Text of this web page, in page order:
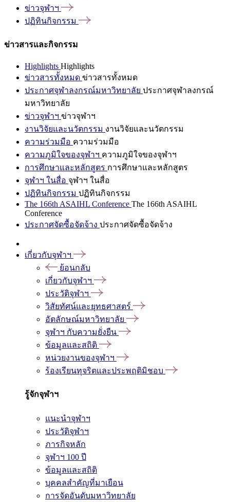
ข่าวจุฬาฯ
ปฏิทินกิจกรรม
ข่าวสารและกิจกรรม
Highlights Highlights
ข่าวสารทั้งหมด ข่าวสารทั้งหมด
ประกาศจุฬาลงกรณ์มหาวิทยาลัย ประกาศจุฬาลงกรณ์
มหาวิทยาลัย
ข่าวจุฬาฯ ข่าวจุฬาฯ
งานวิจัยและนวัตกรรม งานวิจัยและนวัตกรรม
ความร่วมมือ ความร่วมมือ
ความภูมิใจของจุฬาฯ ความภูมิใจของจุฬาฯ
การศึกษาและหลักสูตร การศึกษาและหลักสูตร
จุฬาฯ ในสื่อ จุฬาฯ ในสื่อ
ปฏิทินกิจกรรม ปฏิทินกิจกรรม
The 166th ASAIHL Conference The 166th ASAIHL
Conference
ประกาศจัดซื้อจัดจ้าง ประกาศจัดซื้อจัดจ้าง
เกี่ยวกับจุฬาฯ
ย้อนกลับ
เกี่ยวกับจุฬาฯ
ประวัติจุฬาฯ
วิสัยทัศน์และยุทธศาสตร์
อัตลักษณ์มหาวิทยาลัย
จุฬาฯ กับความยั่งยืน
ข้อมูลและสถิติ
หน่วยงานของจุฬาฯ
ร้องเรียนทุจริตและประพฤติมิชอบ
รู้จักจุฬาฯ
แนะนำจุฬาฯ
ประวัติจุฬาฯ
ภารกิจหลัก
จุฬาฯ 100 ปี
ข้อมูลและสถิติ
บุคคลสำคัญที่มาเยือน
การจัดอันดับมหาวิทยาลัย